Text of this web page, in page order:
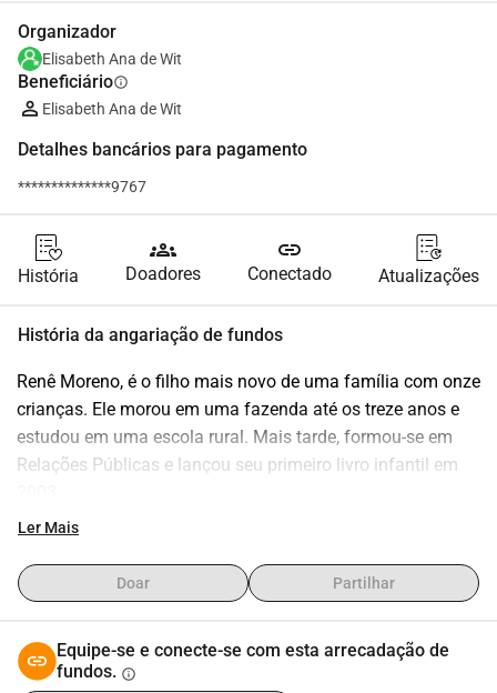
Organizador
Elisabeth Ana de Wit
Beneficiárioinfo
Elisabeth Ana de Wit
Detalhes bancários para pagamento
**************9767
História
groups
Doadores
link
Conectado Atualizações
História da angariação de fundos
Renê Moreno, é o filho mais novo de uma família com onze
crianças. Ele morou em uma fazenda até os treze anos e
estudou em uma escola rural. Mais tarde, formou-se em
Relações Públicas e lançou seu primeiro livro infantil em
Renê enfrentou muitos desafios durante sua vida escolar e
diagnosticado com autismo e dislexia comórbida. O
diagnóstico o ajudou a entender muitas situações de
Atualmente, ele se sente motivado a compartilhar suas
experiências com o desejo de influenciar positivamente as
Ler Mais
Doar Partilhar
Equipe-se e conecte-se com esta arrecadação de
fundos. info